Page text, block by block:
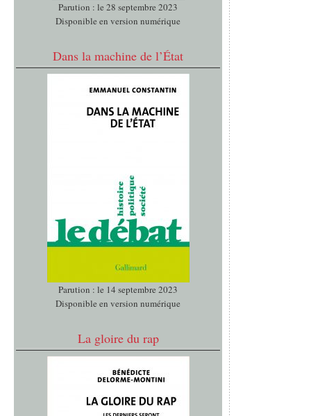
Parution : le 28 septembre 2023
Disponible en version numérique
Dans la machine de l’État
Parution : le 14 septembre 2023
Disponible en version numérique
La gloire du rap